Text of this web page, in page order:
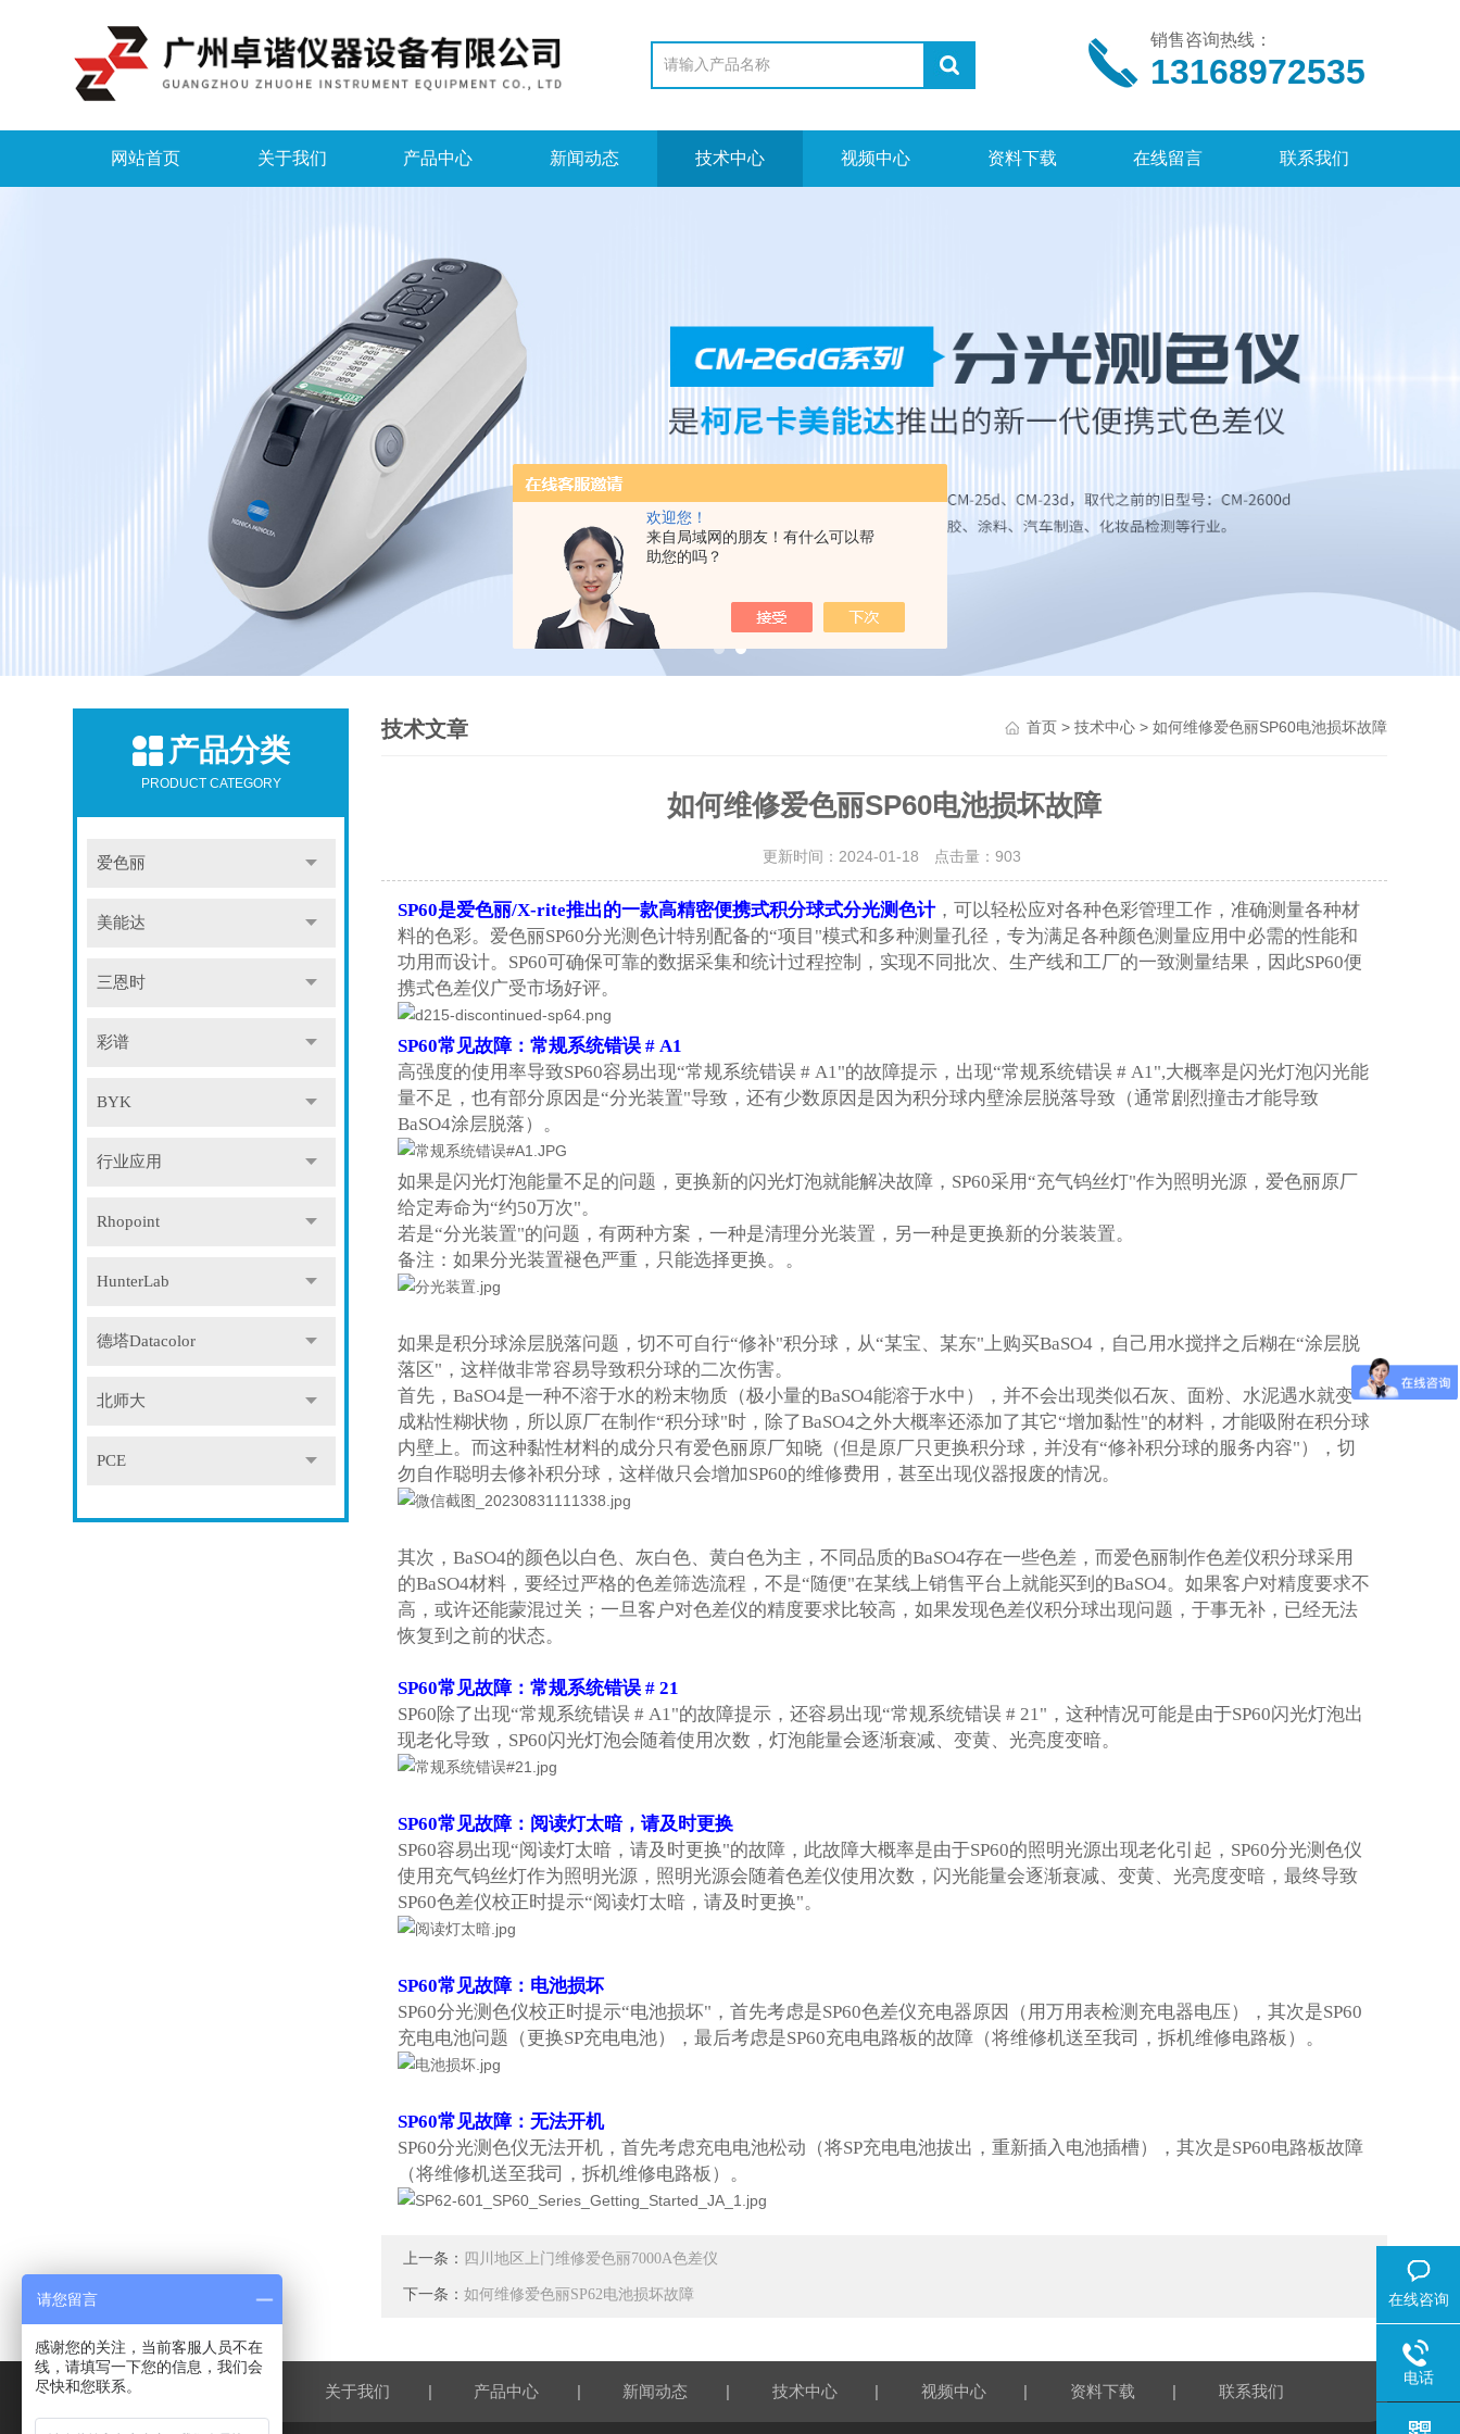
欢迎您！
来自局域网的朋友！有什么可以帮
助您的吗？
销售咨询热线：
13168972535
网站首页 关于我们 产品中心 新闻动态 技术中心 视频中心 资料下载 在线留言 联系我们
产品分类
PRODUCT CATEGORY
爱色丽
美能达
三恩时
彩谱
BYK
行业应用
Rhopoint
HunterLab
德塔Datacolor
北师大
PCE
技术文章 首页> 技术中心> 如何维修爱色丽SP60电池损坏故障
如何维修爱色丽SP60电池损坏故障
更新时间：2024-01-18 点击量：903
SP60是爱色丽/X-rite推出的一款高精密便携式积分球式分光测色计，可以轻松应对各种色彩管理工作，准确测量各种材
料的色彩。爱色丽SP60分光测色计特别配备的“项目"模式和多种测量孔径，专为满足各种颜色测量应用中必需的性能和
功用而设计。SP60可确保可靠的数据采集和统计过程控制，实现不同批次、生产线和工厂的一致测量结果，因此SP60便
携式色差仪广受市场好评。
SP60常见故障：常规系统错误 # A1
高强度的使用率导致SP60容易出现“常规系统错误 # A1"的故障提示，出现“常规系统错误 # A1",大概率是闪光灯泡闪光能
量不足，也有部分原因是“分光装置"导致，还有少数原因是因为积分球内壁涂层脱落导致（通常剧烈撞击才能导致
BaSO4涂层脱落）。
如果是闪光灯泡能量不足的问题，更换新的闪光灯泡就能解决故障，SP60采用“充气钨丝灯"作为照明光源，爱色丽原厂
给定寿命为“约50万次"。
若是“分光装置"的问题，有两种方案，一种是清理分光装置，另一种是更换新的分装装置。
备注：如果分光装置褪色严重，只能选择更换。。
如果是积分球涂层脱落问题，切不可自行“修补"积分球，从“某宝、某东"上购买BaSO4，自己用水搅拌之后糊在“涂层脱
落区"，这样做非常容易导致积分球的二次伤害。
首先，BaSO4是一种不溶于水的粉末物质（极小量的BaSO4能溶于水中），并不会出现类似石灰、面粉、水泥遇水就变
成粘性糊状物，所以原厂在制作“积分球"时，除了BaSO4之外大概率还添加了其它“增加黏性"的材料，才能吸附在积分球
内壁上。而这种黏性材料的成分只有爱色丽原厂知晓（但是原厂只更换积分球，并没有“修补积分球的服务内容"），切
勿自作聪明去修补积分球，这样做只会增加SP60的维修费用，甚至出现仪器报废的情况。
其次，BaSO4的颜色以白色、灰白色、黄白色为主，不同品质的BaSO4存在一些色差，而爱色丽制作色差仪积分球采用
的BaSO4材料，要经过严格的色差筛选流程，不是“随便"在某线上销售平台上就能买到的BaSO4。如果客户对精度要求不
高，或许还能蒙混过关；一旦客户对色差仪的精度要求比较高，如果发现色差仪积分球出现问题，于事无补，已经无法
恢复到之前的状态。
SP60常见故障：常规系统错误 # 21
SP60除了出现“常规系统错误 # A1"的故障提示，还容易出现“常规系统错误 # 21"，这种情况可能是由于SP60闪光灯泡出
现老化导致，SP60闪光灯泡会随着使用次数，灯泡能量会逐渐衰减、变黄、光亮度变暗。
SP60常见故障：阅读灯太暗，请及时更换
SP60容易出现“阅读灯太暗，请及时更换"的故障，此故障大概率是由于SP60的照明光源出现老化引起，SP60分光测色仪
使用充气钨丝灯作为照明光源，照明光源会随着色差仪使用次数，闪光能量会逐渐衰减、变黄、光亮度变暗，最终导致
SP60色差仪校正时提示“阅读灯太暗，请及时更换"。
SP60常见故障：电池损坏
SP60分光测色仪校正时提示“电池损坏"，首先考虑是SP60色差仪充电器原因（用万用表检测充电器电压），其次是SP60
充电电池问题（更换SP充电电池），最后考虑是SP60充电电路板的故障（将维修机送至我司，拆机维修电路板）。
SP60常见故障：无法开机
SP60分光测色仪无法开机，首先考虑充电电池松动（将SP充电电池拔出，重新插入电池插槽），其次是SP60电路板故障
（将维修机送至我司，拆机维修电路板）。
上一条： 四川地区上门维修爱色丽7000A色差仪
下一条：如何维修爱色丽SP62电池损坏故障
关于我们 | 产品中心 | 新闻动态 | 技术中心 | 视频中心 | 资料下载 | 联系我们
在线咨询
电话
请您留言
感谢您的关注，当前客服人员不在
线，请填写一下您的信息，我们会
尽快和您联系。